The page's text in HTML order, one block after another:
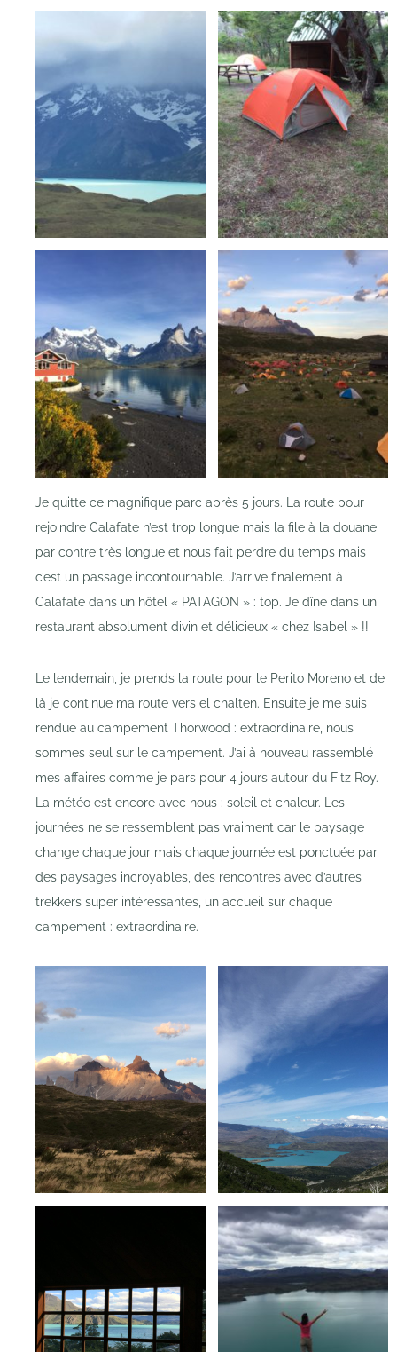
Je quitte ce magnifique parc après 5 jours. La route pour
rejoindre Calafate n’est trop longue mais la file à la douane
par contre très longue et nous fait perdre du temps mais
c’est un passage incontournable. J’arrive finalement à
Calafate dans un hôtel « PATAGON » : top. Je dîne dans un
restaurant absolument divin et délicieux « chez Isabel » !!
Le lendemain, je prends la route pour le Perito Moreno et de
là je continue ma route vers el chalten. Ensuite je me suis
rendue au campement Thorwood : extraordinaire, nous
sommes seul sur le campement. J’ai à nouveau rassemblé
mes affaires comme je pars pour 4 jours autour du Fitz Roy.
La météo est encore avec nous : soleil et chaleur. Les
journées ne se ressemblent pas vraiment car le paysage
change chaque jour mais chaque journée est ponctuée par
des paysages incroyables, des rencontres avec d’autres
trekkers super intéressantes, un accueil sur chaque
campement : extraordinaire.